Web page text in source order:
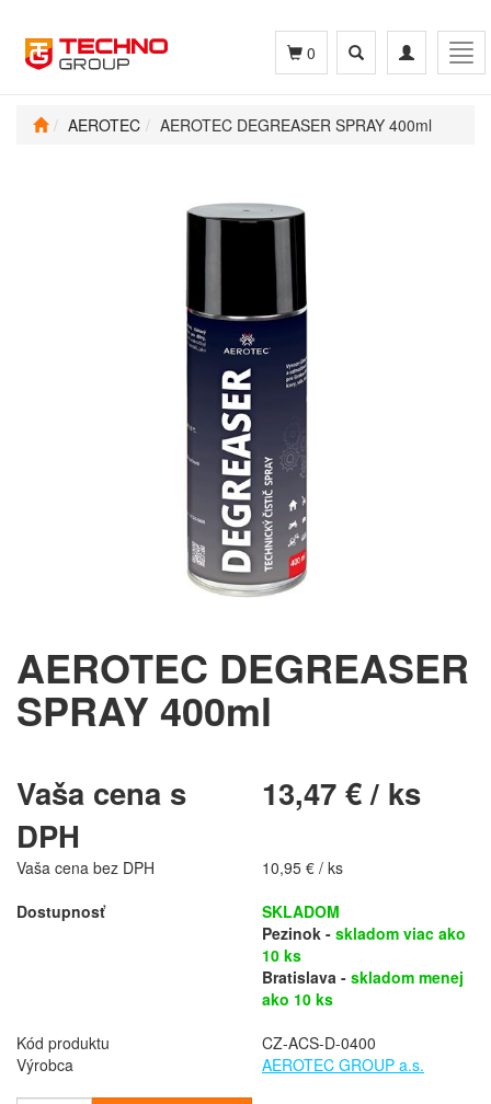
Toggle
navigation
Toggle
search
0
AEROTEC AEROTEC DEGREASER SPRAY 400ml
AEROTEC DEGREASER
SPRAY 400ml
Vaša cena s
DPH
13,47 € / ks
Vaša cena bez DPH
10,95 € / ks
Dostupnosť
SKLADOM
Pezinok - skladom viac ako
10 ks
Bratislava - skladom menej
ako 10 ks
Kód produktu
CZ-ACS-D-0400
Výrobca
AEROTEC GROUP a.s.